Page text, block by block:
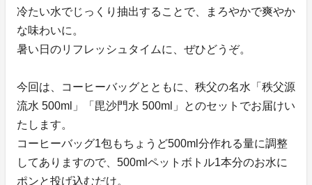
冷たい水でじっくり抽出することで、まろやかで爽やか
な味わいに。
暑い日のリフレッシュタイムに、ぜひどうぞ。
今回は、コーヒーバッグとともに、秩父の名水「秩父源
流水 500ml」「毘沙門水 500ml」とのセットでお届けい
たします。
コーヒーバッグ1包もちょうど500ml分作れる量に調整
してありますので、500mlペットボトル1本分のお水に
ポンと投げ込むだけ。